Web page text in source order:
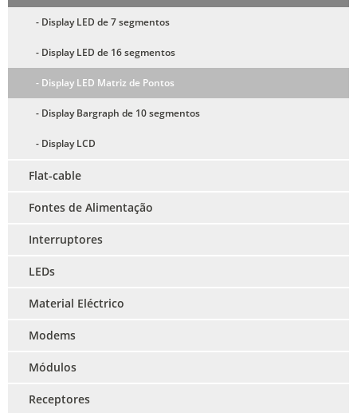
- Display LED de 7 segmentos
- Display LED de 16 segmentos
- Display LED Matriz de Pontos
- Display Bargraph de 10 segmentos
- Display LCD
Flat-cable
Fontes de Alimentação
Interruptores
LEDs
Material Eléctrico
Modems
Módulos
Receptores